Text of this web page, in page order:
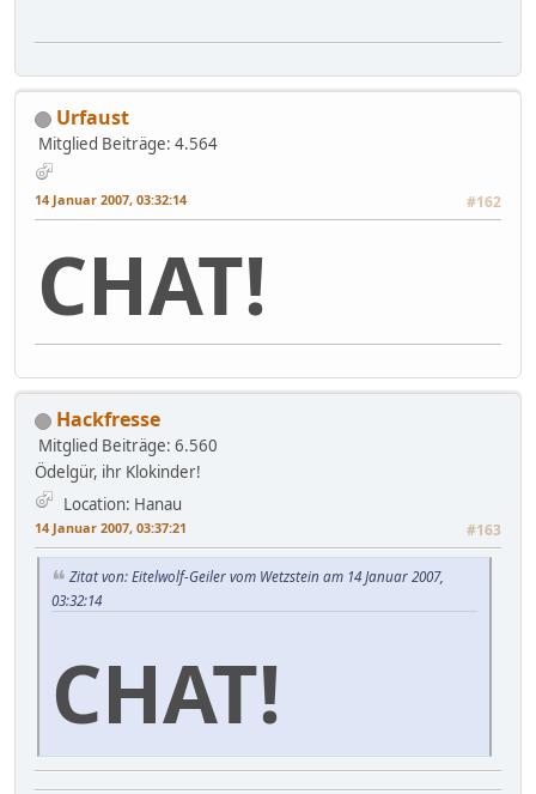
Urfaust
Mitglied Beiträge: 4.564
14 Januar 2007, 03:32:14 #162
CHAT!
Hackfresse
Mitglied Beiträge: 6.560
Ödelgür, ihr Klokinder!
Location: Hanau
14 Januar 2007, 03:37:21 #163
Zitat von: Eitelwolf-Geiler vom Wetzstein am 14 Januar 2007,
03:32:14
CHAT!